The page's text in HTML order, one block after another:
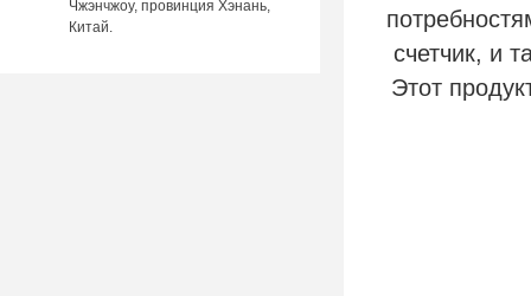
Чжэнчжоу, провинция Хэнань,
Китай.
счетчик, и
Этот